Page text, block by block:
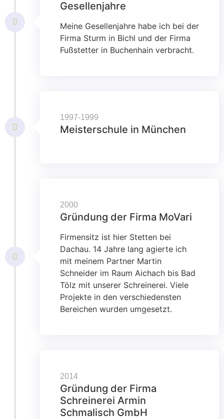
Gesellenjahre
Meine Gesellenjahre habe ich bei der
Firma Sturm in Bichl und der Firma
Fußstetter in Buchenhain verbracht.
1997-1999
Meisterschule in München
2000
Gründung der Firma MoVari
Firmensitz ist hier Stetten bei
Dachau. 14 Jahre lang agierte ich
mit meinem Partner Martin
Schneider im Raum Aichach bis Bad
Tölz mit unserer Schreinerei. Viele
Projekte in den verschiedensten
Bereichen wurden umgesetzt.
2014
Gründung der Firma
Schreinerei Armin
Schmalisch GmbH